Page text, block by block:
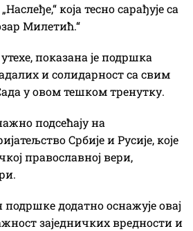
која тесно сарађује са
Милетић.“
показана је подршка
и солидарност са свим
у овом тешком тренутку.
подсећају на
Србије и Русије, које
православној вери,
додатно оснажује овај
заједничких вредности и